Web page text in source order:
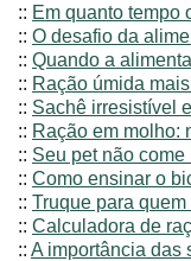
:: Em quanto tempo
:: O desafio da
:: Quando a
:: Ração úmida
:: Sachê irresistível
:: Ração em molho:
:: Seu pet não
:: Como ensinar o
:: Truque para
:: Calculadora de
:: A importância das